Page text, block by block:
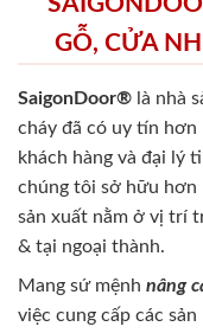
GỖ, CỬA
SaigonDoor® là nhà
cháy đã có uy tín hơn
khách hàng và đại lý
chúng tôi sở hữu hơn
sản xuất nằm ở vị trí
& tại ngoại thành.
Mang sứ mệnh nâng
việc cung cấp các